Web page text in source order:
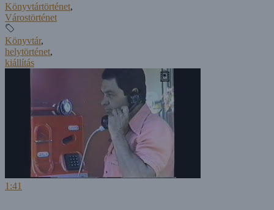
Könyvtártörténet,
Várostörténet
Könyvtár,
helytörténet,
kiállítás
1:41